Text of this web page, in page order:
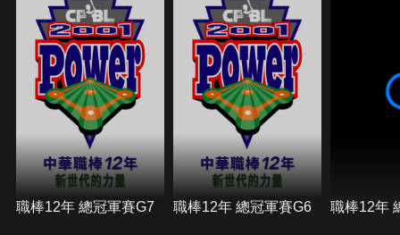
職棒12年 總冠軍賽G7 職棒12年 總冠軍賽G6 職棒12年